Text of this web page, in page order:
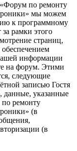
по ремонту
мы можем
к программному
рамки этого
страниц,
информации
на форум. Этими
следующие
записью Гостя
указанные
ремонту
(в
(в